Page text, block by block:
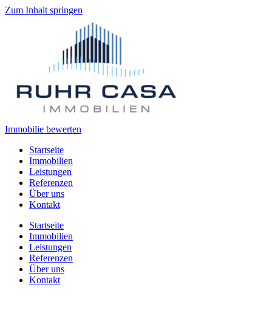
Zum Inhalt springen
Immobilie bewerten
Startseite
Immobilien
Leistungen
Referenzen
Über uns
Kontakt
Startseite
Immobilien
Leistungen
Referenzen
Über uns
Kontakt